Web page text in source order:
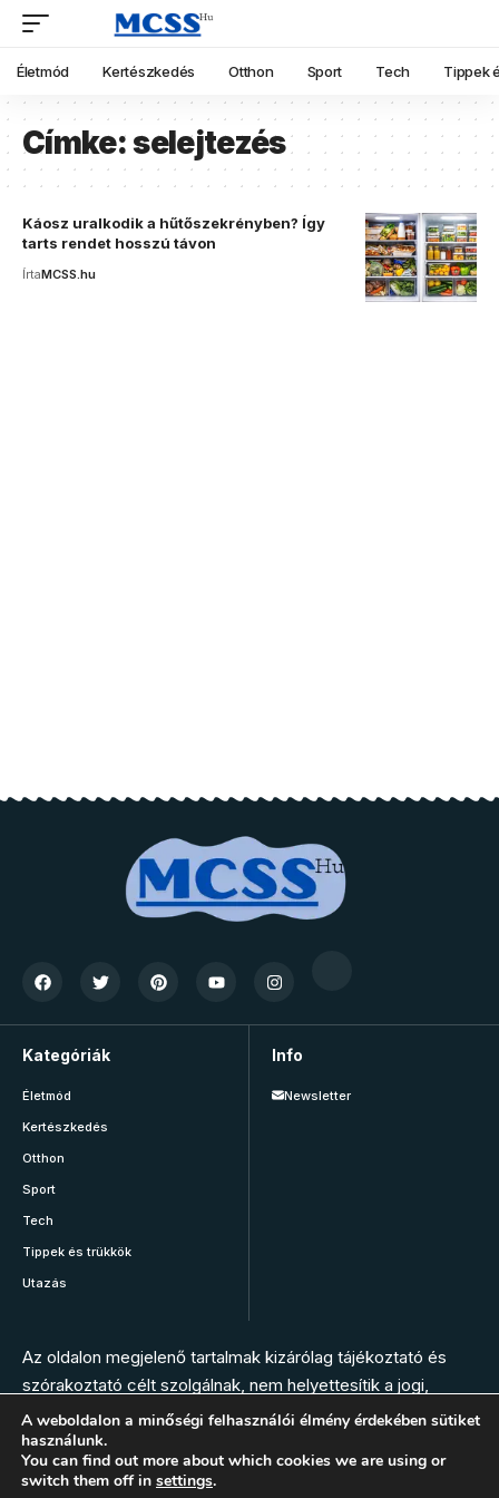
Életmód Kertészkedés Otthon Sport Tech Tippek
Címke:selejtezés
Káosz uralkodik a hűtőszekrényben? Így
tarts rendet hosszú távon
ÍrtaMCSS.hu
Kategóriák
Életmód
Kertészkedés
Otthon
Sport
Tech
Tippek és trükkök
Utazás
Info
Newsletter
Az oldalon megjelenő tartalmak kizárólag tájékoztató és
szórakoztató célt szolgálnak, nem helyettesítik a jogi,
orvosi, állatorvosi, gyógyszerészi vagy más szakember
tanácsát. Az oldal szerkesztésében nem vesznek részt
szakemberek. Bármilyen panasz, tünet vagy egészségügyi
A weboldalon a minőségi felhasználói élmény érdekében sütiket
használunk.
You can find out more about which cookies we are using or
switch them off in settings.